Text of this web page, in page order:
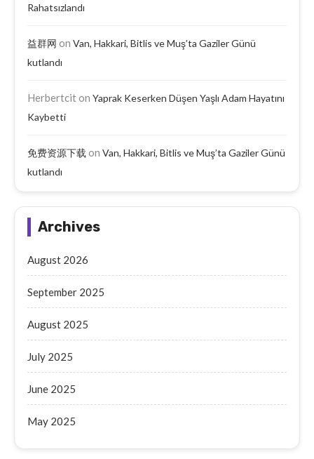
Rahatsızlandı
益群网 on Van, Hakkari, Bitlis ve Muş’ta Gaziler Günü
kutlandı
Herbertciton Yaprak Keserken Düşen Yaşlı Adam Hayatını
Kaybetti
免费资源下载 on Van, Hakkari, Bitlis ve Muş’ta Gaziler Günü
kutlandı
Archives
August 2026
September 2025
August 2025
July 2025
June 2025
May 2025